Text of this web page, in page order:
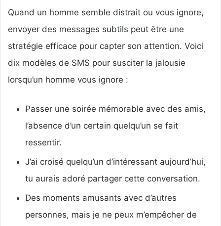
Quand un homme semble distrait ou vous ignore,
envoyer des messages subtils peut être une
stratégie efficace pour capter son attention. Voici
dix modèles de SMS pour susciter la jalousie
lorsqu’un homme vous ignore :
Passer une soirée mémorable avec des amis,
l’absence d’un certain quelqu’un se fait
ressentir.
J’ai croisé quelqu’un d’intéressant aujourd’hui,
tu aurais adoré partager cette conversation.
Des moments amusants avec d’autres
personnes, mais je ne peux m’empêcher de